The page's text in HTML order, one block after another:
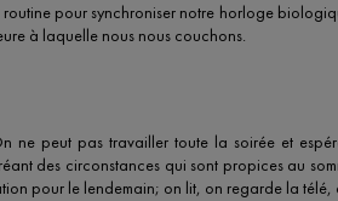
pour synchroniser notre horloge
à laquelle nous nous couchons.
ne peut pas travailler toute la soirée et
des circonstances qui sont propices au
pour le lendemain; on lit, on regarde la télé,